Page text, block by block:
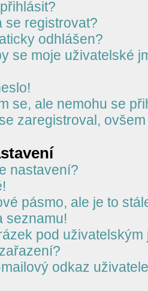
se registrovat?
odhlášen?
se moje uživatelské
se, ale nemohu se
zaregistroval,
nastavení?
pásmo, ale je to
seznamu!
pod uživatelským
odkaz